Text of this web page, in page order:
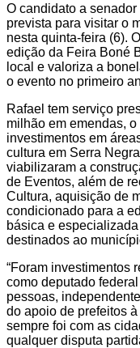
O candidato a
prevista para visitar o
nesta quinta-feira (6).
edição da Feira Boné
local e valoriza a
o evento no primeiro
Rafael tem serviço
milhão em emendas,
investimentos em
cultura em Serra
viabilizaram a
de Eventos, além de
Cultura, aquisição de
condicionado para a
básica e
destinados ao
“Foram investimentos
como deputado
pessoas,
do apoio de prefeitos
sempre foi com as
qualquer disputa